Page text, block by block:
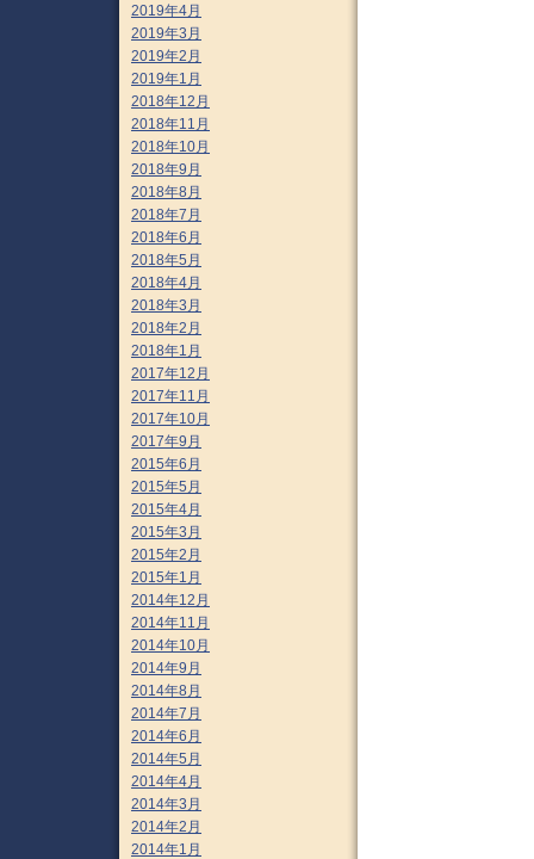
2019年4月
2019年3月
2019年2月
2019年1月
2018年12月
2018年11月
2018年10月
2018年9月
2018年8月
2018年7月
2018年6月
2018年5月
2018年4月
2018年3月
2018年2月
2018年1月
2017年12月
2017年11月
2017年10月
2017年9月
2015年6月
2015年5月
2015年4月
2015年3月
2015年2月
2015年1月
2014年12月
2014年11月
2014年10月
2014年9月
2014年8月
2014年7月
2014年6月
2014年5月
2014年4月
2014年3月
2014年2月
2014年1月